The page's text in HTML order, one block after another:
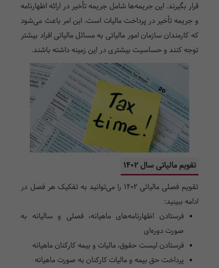
قرار بگیرند. این جریمه‌ها شامل جریمه تأخیر در ارائه اظهارنامه
و جریمه تأخیر در پرداخت مالیات است. این امر باعث می‌شود
که کارمندان سازمان امور مالیاتی به مسائل مالیاتی افراد بیشتر
توجه کنند و حساسیت بیشتری در این زمینه داشته باشند.
تقویم مالیاتی سال ۱۴۰۲
تقویم فصلی مالیاتی ۱۴۰۲ را می‌توانید به تفکیک هر فصل در
ادامه ببینید:
فرستادن اظهارنامه‌های ماهیانه، فصلی و سالیانه به
صورت دوره‌ای
فرستادن لیست حقوق، مالیات و بیمه کارکنان ماهیانه
پرداخت حق بیمه و مالیات کارکنان به صورت ماهیانه